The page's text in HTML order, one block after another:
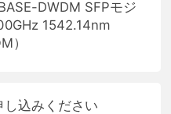
DWDM SFPモジ
1542.14nm
）
込みください